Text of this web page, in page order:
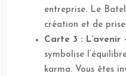
entreprise. Le
création et de
Carte 3 : L’avenir
symbolise
karma. Vous êtes